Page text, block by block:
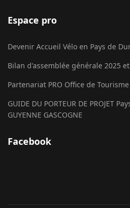
Espace pro
Devenir Accueil Vélo en Pays de
Bilan d'assemblée générale 2025
Partenariat PRO Office de
GUIDE DU PORTEUR DE PROJET
GUYENNE GASCOGNE
Facebook